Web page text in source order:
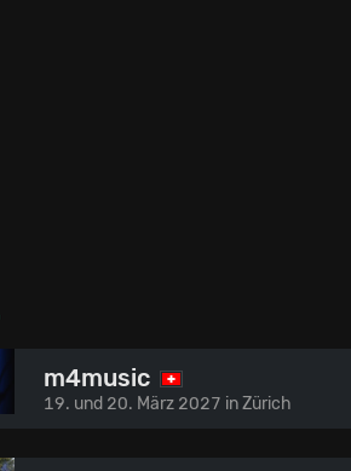
m4music
19. und 20. März 2027 in Zürich